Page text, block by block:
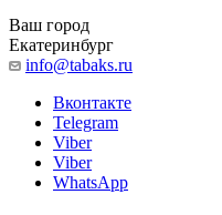
Ваш город
Екатеринбург
info@tabaks.ru
Вконтакте
Telegram
Viber
Viber
WhatsApp